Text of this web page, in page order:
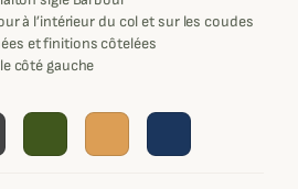
à l’intérieur du col et sur les coudes
et finitions côtelées
côté gauche